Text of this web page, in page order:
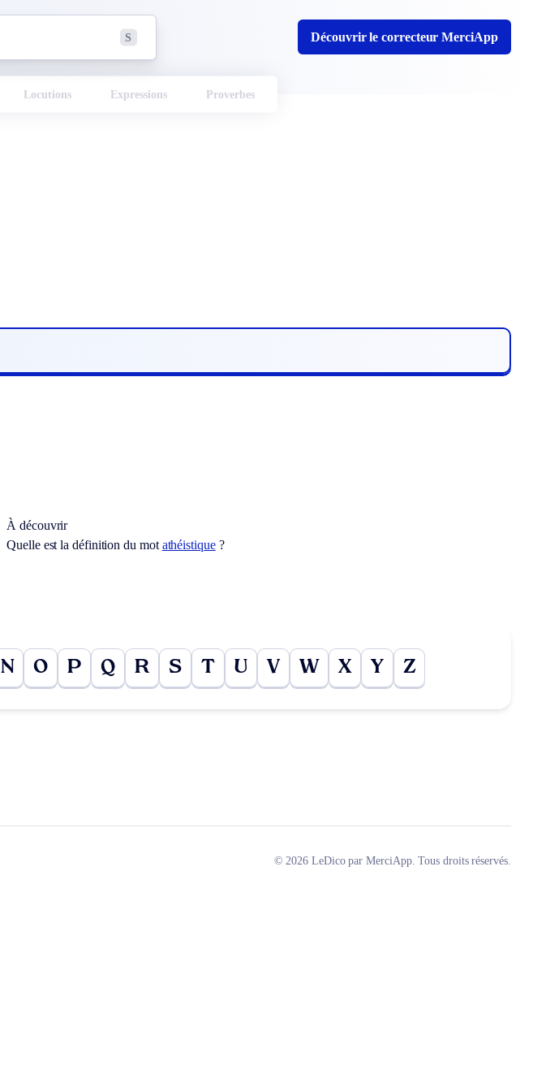
S Découvrir le correcteur MerciApp
Locutions Expressions Proverbes
À découvrir
Quelle est la définition du mot athéistique?
N O P Q R S T U V W X Y Z
© 2026 LeDico par MerciApp. Tous droits réservés.